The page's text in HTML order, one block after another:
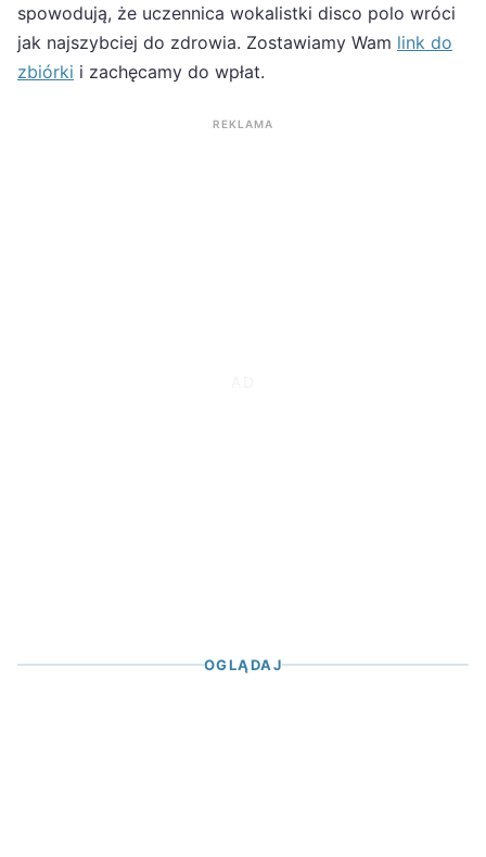
spowodują, że uczennica wokalistki disco polo wróci
jak najszybciej do zdrowia. Zostawiamy Wam link do
zbiórki i zachęcamy do wpłat.
REKLAMA
OGLĄDAJ